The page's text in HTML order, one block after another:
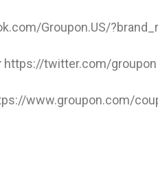
Groupon.US/
https://twitter.com/groupon
www.groupon.com/